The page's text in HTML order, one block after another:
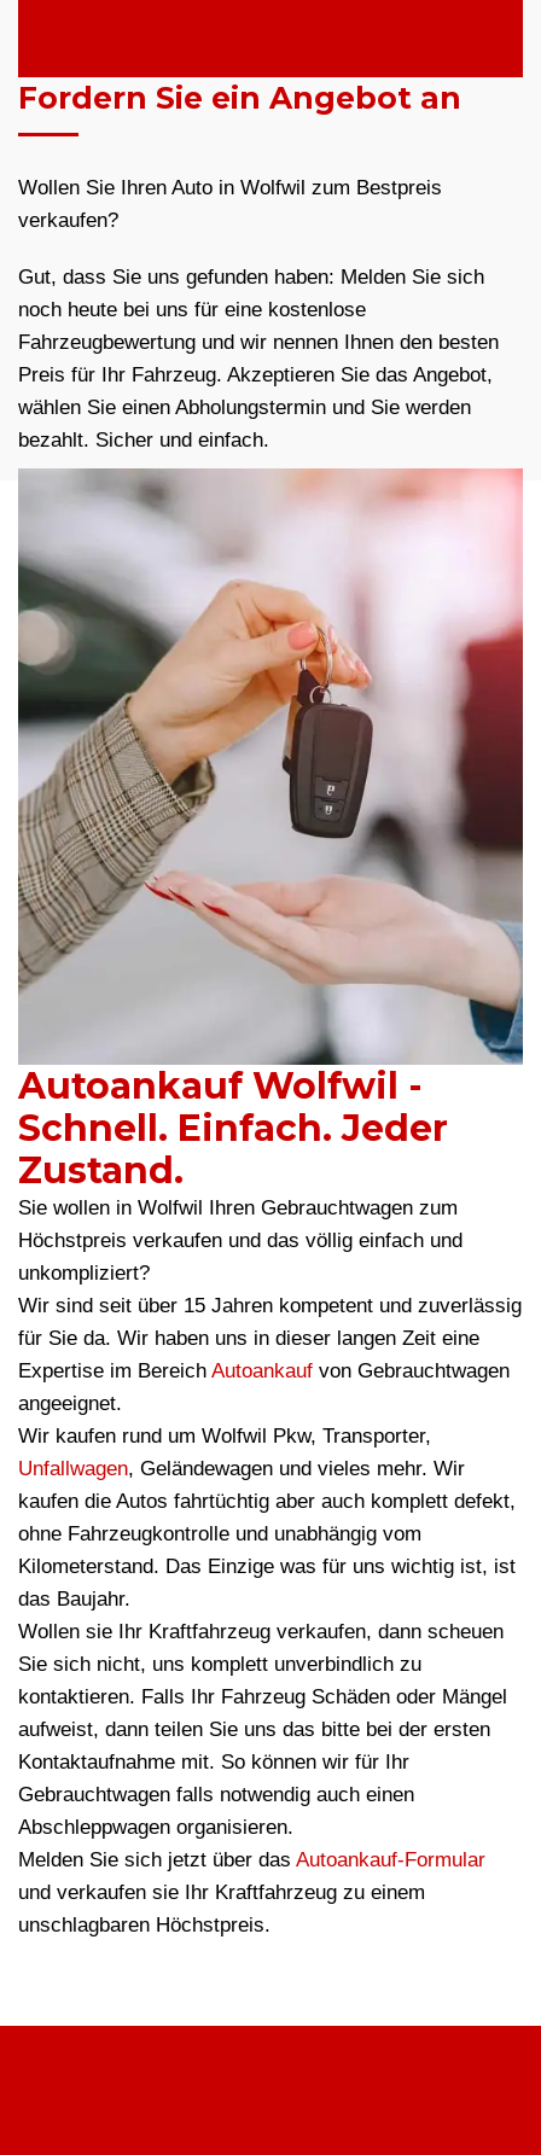
Fordern Sie ein Angebot an
Wollen Sie Ihren Auto in Wolfwil zum Bestpreis
verkaufen?
Gut, dass Sie uns gefunden haben: Melden Sie sich
noch heute bei uns für eine kostenlose
Fahrzeugbewertung und wir nennen Ihnen den besten
Preis für Ihr Fahrzeug. Akzeptieren Sie das Angebot,
wählen Sie einen Abholungstermin und Sie werden
bezahlt. Sicher und einfach.
Autoankauf Wolfwil -
Schnell. Einfach. Jeder
Zustand.
Sie wollen in Wolfwil Ihren Gebrauchtwagen zum
Höchstpreis verkaufen und das völlig einfach und
unkompliziert?
Wir sind seit über 15 Jahren kompetent und zuverlässig
für Sie da. Wir haben uns in dieser langen Zeit eine
Expertise im Bereich Autoankauf von Gebrauchtwagen
angeeignet.
Wir kaufen rund um Wolfwil Pkw, Transporter,
Unfallwagen, Geländewagen und vieles mehr. Wir
kaufen die Autos fahrtüchtig aber auch komplett defekt,
ohne Fahrzeugkontrolle und unabhängig vom
Kilometerstand. Das Einzige was für uns wichtig ist, ist
das Baujahr.
Wollen sie Ihr Kraftfahrzeug verkaufen, dann scheuen
Sie sich nicht, uns komplett unverbindlich zu
kontaktieren. Falls Ihr Fahrzeug Schäden oder Mängel
aufweist, dann teilen Sie uns das bitte bei der ersten
Kontaktaufnahme mit. So können wir für Ihr
Gebrauchtwagen falls notwendig auch einen
Abschleppwagen organisieren.
Melden Sie sich jetzt über das Autoankauf-Formular
und verkaufen sie Ihr Kraftfahrzeug zu einem
unschlagbaren Höchstpreis.